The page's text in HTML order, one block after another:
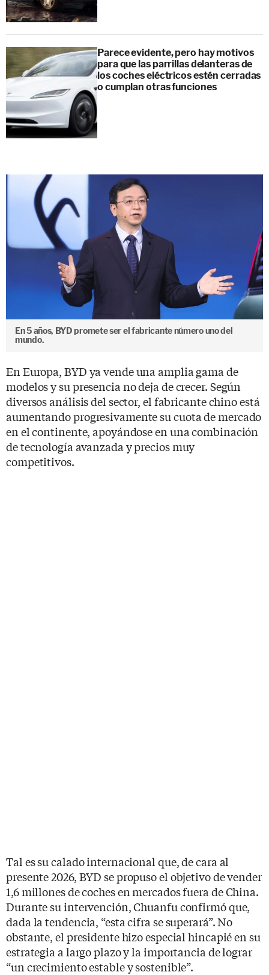
Parece evidente, pero hay motivos
para que las parrillas delanteras de
los coches eléctricos estén cerradas
o cumplan otras funciones
En 5 años, BYD promete ser el fabricante número uno del
mundo.
En Europa, BYD ya vende una amplia gama de
modelos y su presencia no deja de crecer. Según
diversos análisis del sector, el fabricante chino está
aumentando progresivamente su cuota de mercado
en el continente, apoyándose en una combinación
de tecnología avanzada y precios muy
competitivos.
Tal es su calado internacional que, de cara al
presente 2026, BYD se propuso el objetivo de vender
1,6 millones de coches en mercados fuera de China.
Durante su intervención, Chuanfu confirmó que,
dada la tendencia, “esta cifra se superará”. No
obstante, el presidente hizo especial hincapié en su
estrategia a largo plazo y la importancia de lograr
“un crecimiento estable y sostenible”.